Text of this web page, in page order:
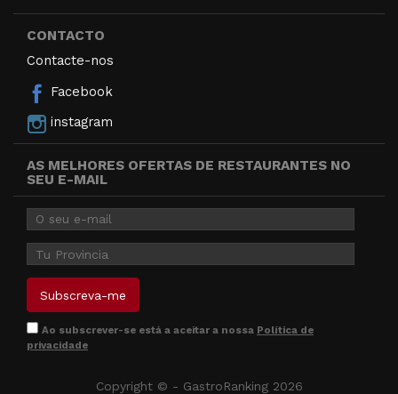
CONTACTO
Contacte-nos
Facebook
instagram
AS MELHORES OFERTAS DE RESTAURANTES NO
SEU E-MAIL
Ao subscrever-se está a aceitar a nossa Política de
privacidade
Copyright © - GastroRanking 2026